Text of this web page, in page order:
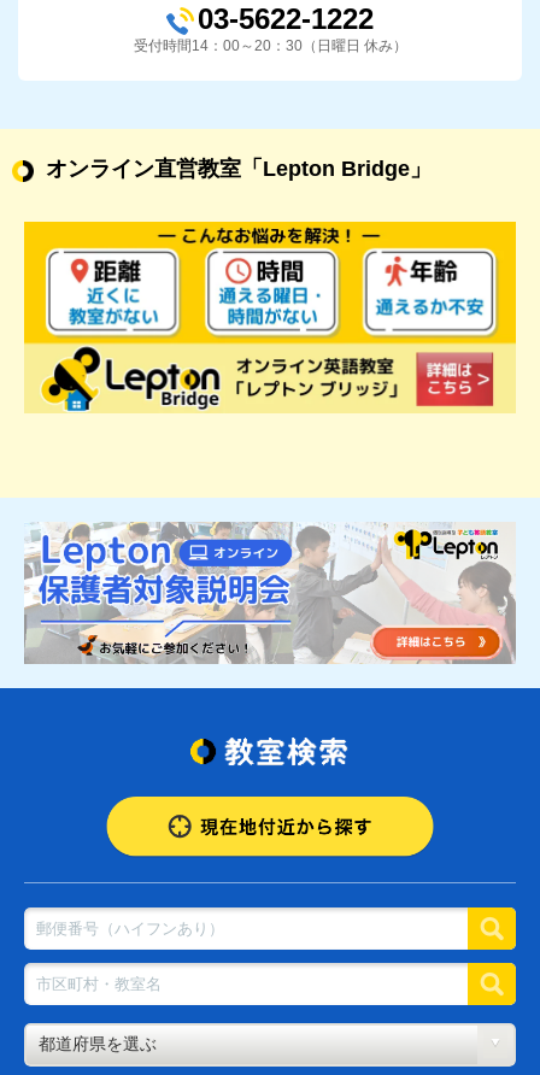
03-5622-1222
受付時間14：00～20：30（日曜日 休み）
オンライン直営教室 「Lepton Bridge」